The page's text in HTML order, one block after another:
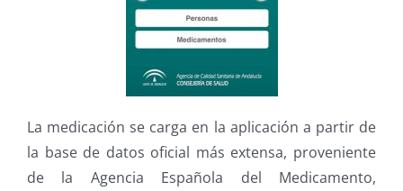
La medicación se carga en la aplicación a partir de
la base de datos oficial más extensa, proveniente
de la Agencia Española del Medicamento,